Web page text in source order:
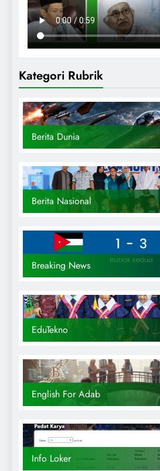
Kategori Rubrik
Berita Dunia
Berita Nasional
Breaking News
EduTekno
English For Adab
Info Loker